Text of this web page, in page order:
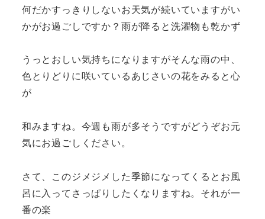
何だかすっきりしないお天気が続いていますがい
かがお過ごしですか？雨が降ると洗濯物も乾かず
うっとおしい気持ちになりますがそんな雨の中、
色とりどりに咲いているあじさいの花をみると心
が
和みますね。今週も雨が多そうですがどうぞお元
気にお過ごしください。
さて、このジメジメした季節になってくるとお風
呂に入ってさっぱりしたくなりますね。それが一
番の楽